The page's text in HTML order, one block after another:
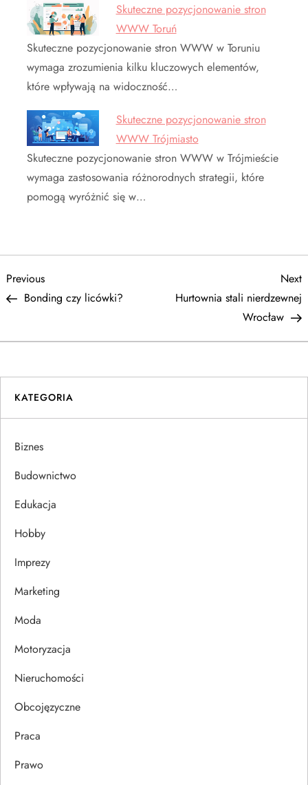
Skuteczne pozycjonowanie stron
WWW Toruń
Skuteczne pozycjonowanie stron WWW w Toruniu
wymaga zrozumienia kilku kluczowych elementów,
które wpływają na widoczność…
Skuteczne pozycjonowanie stron
WWW Trójmiasto
Skuteczne pozycjonowanie stron WWW w Trójmieście
wymaga zastosowania różnorodnych strategii, które
pomogą wyróżnić się w…
N
w
i
g
a
c
a
w
p
u
Previous
Post
Previous
Bonding czy licówki?
Next
Hurtownia stali nierdzewnej
Wrocław
KATEGORIA
Biznes
Budownictwo
Edukacja
Hobby
Imprezy
Marketing
Moda
Motoryzacja
Nieruchomości
Obcojęzyczne
Praca
Prawo